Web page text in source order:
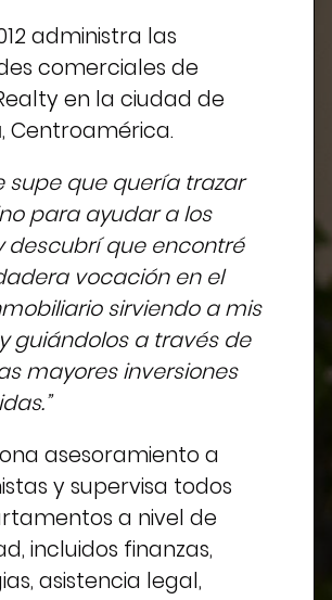
administra las
comerciales de
en la ciudad de
Centroamérica.
supe que quería trazar
para ayudar a los
descubrí que encontré
vocación en el
sirviendo a mis
guiándolos a través de
mayores inversiones
asesoramiento a
y supervisa todos
a nivel de
incluidos finanzas,
asistencia legal,